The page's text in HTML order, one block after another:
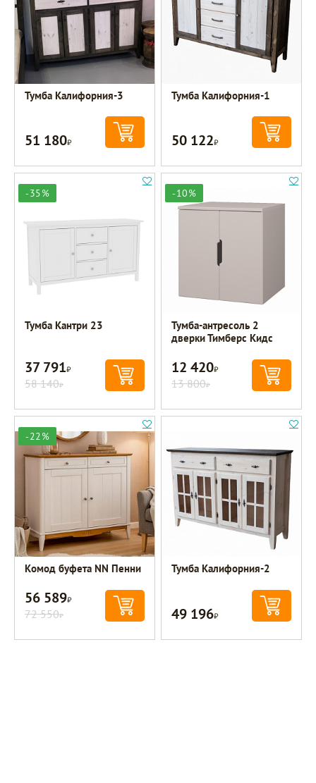
Тумба Калифорния-3
51 180Р
Тумба Калифорния-1
50 122Р
-35%
Тумба Кантри 23
37 791Р
58 140Р
-10%
Тумба-антресоль 2
дверки Тимберс Кидс
12 420Р
13 800Р
-22%
Комод буфета NN Пенни
56 589Р
72 550Р
Тумба Калифорния-2
49 196Р